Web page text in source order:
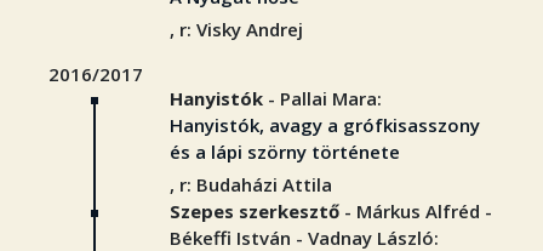
, r: Visky Andrej
2016/2017
Hanyistók - Pallai Mara:
Hanyistók, avagy a grófkisasszony
és a lápi szörny története
, r: Budaházi Attila
Szepes szerkesztő - Márkus Alfréd -
Békeffi István - Vadnay László: